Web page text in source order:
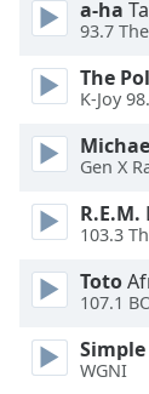
dialog
window.
Escape
and
close
window.
Text
Color
Opacity
a-ha
93.7
The
K-Joy
Gen X
R.E.M.
103.3
Toto
107.1
WGNI